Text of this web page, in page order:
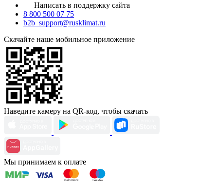
Написать в поддержку сайта
8 800 500 07 75
b2b_support@rusklimat.ru
Скачайте наше мобильное приложение
Наведите камеру на QR-код, чтобы скачать
Мы принимаем к оплате